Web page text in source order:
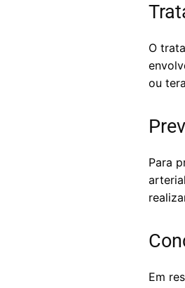
O
ou
Para
Em